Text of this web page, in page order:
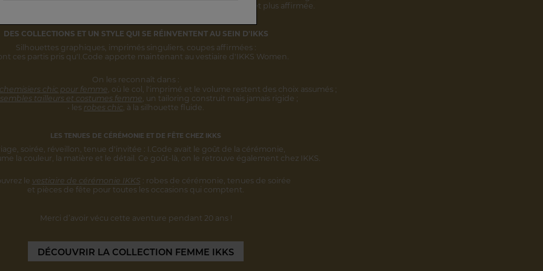
s'inscrivent désormais
et plus affirmée.
DES COLLECTIONS ET UN STYLE QUI SE RÉINVENTENT AU SEIN D'IKKS
Silhouettes graphiques, imprimés singuliers, coupes affirmées :
ces partis pris qu'I.Code apporte maintenant au vestiaire d'IKKS Women.
On les reconnaît dans :
chic pour femme, où le col, l'imprimé et le volume restent des choix assumés ;
tailleurs et costumes femme, un tailoring construit mais jamais rigide ;
• les robes chic, à la silhouette fluide.
LES TENUES DE CÉRÉMONIE ET DE FÊTE CHEZ IKKS
soirée, réveillon, tenue d'invitée : I.Code avait le goût de la cérémonie,
la couleur, la matière et le détail. Ce goût-là, on le retrouve également chez IKKS.
le vestiaire de cérémonie IKKS : robes de cérémonie, tenues de soirée
et pièces de fête pour toutes les occasions qui comptent.
Merci d’avoir vécu cette aventure pendant 20 ans !
DÉCOUVRIR LA COLLECTION FEMME IKKS